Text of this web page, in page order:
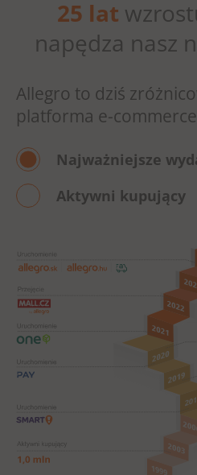
25 lat
napędza nasz
Allegro to dziś
platforma e-commerce
Najważniejsze
Aktywni kupujący